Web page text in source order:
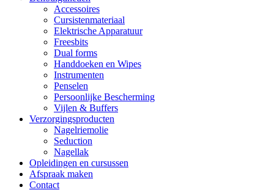
Accessoires
Cursistenmateriaal
Elektrische Apparatuur
Freesbits
Dual forms
Handdoeken en Wipes
Instrumenten
Penselen
Persoonlijke Bescherming
Vijlen & Buffers
Verzorgingsproducten
Nagelriemolie
Seduction
Nagellak
Opleidingen en cursussen
Afspraak maken
Contact